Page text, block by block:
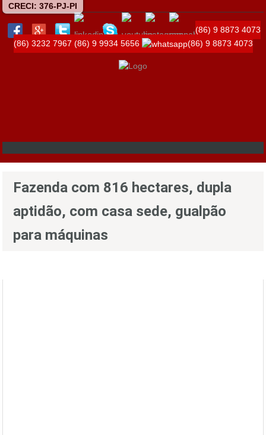
CRECI: 376-PJ-PI
(86) 9 8873 4073
(86) 3232 7967 (86) 9 9934 5656 (86) 9 8873 4073
Fazenda com 816 hectares, dupla
aptidão, com casa sede, gualpão
para máquinas